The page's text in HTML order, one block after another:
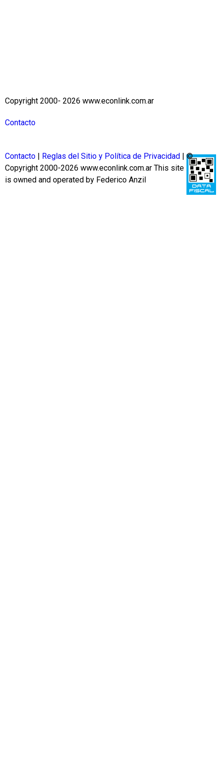
Copyright 2000- 2026 www.econlink.com.ar
Contacto
Contacto Reglas del Sitio y Política de Privacidad
| ©
Copyright 2000-2026 www.econlink.com.ar This site
is owned and operated by Federico Anzil